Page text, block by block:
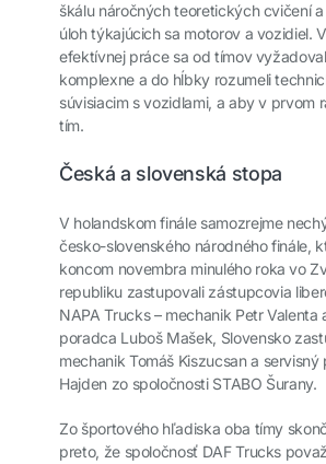
škálu náročných teoretických cvičení
úloh týkajúcich sa motorov a vozidiel.
efektívnej práce sa od tímov
komplexne a do hĺbky rozumeli
súvisiacim s vozidlami, a aby v prvom
tím.
Česká a slovenská stopa
V holandskom finále samozrejme
česko-slovenského národného finále,
koncom novembra minulého roka vo
republiku zastupovali zástupcovia
NAPA Trucks – mechanik Petr Valenta
poradca Luboš Mašek, Slovensko
mechanik Tomáš Kiszucsan a servisný
Hajden zo spoločnosti STABO Šurany.
Zo športového hľadiska oba tímy
preto, že spoločnosť DAF Trucks